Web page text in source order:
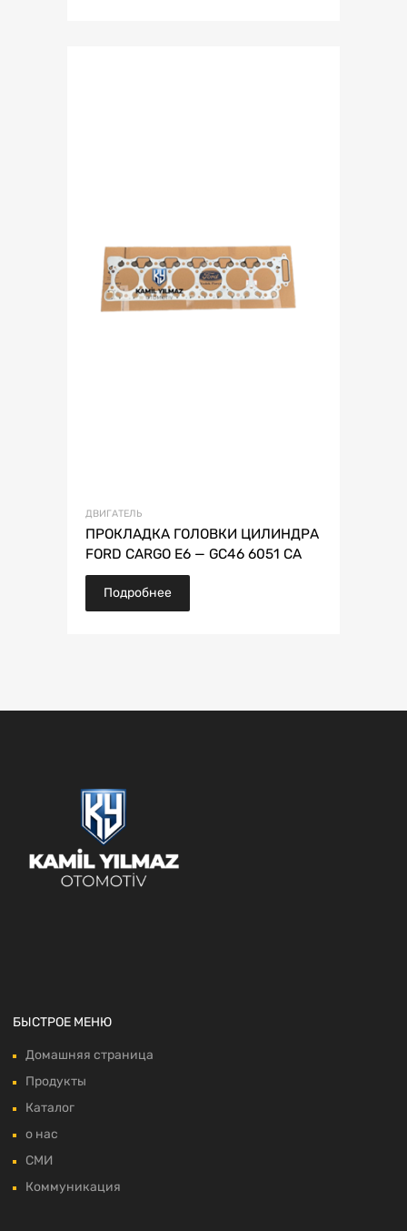
ДВИГАТЕЛЬ
ПРОКЛАДКА ГОЛОВКИ ЦИЛИНДРА
FORD CARGO E6 — GC46 6051 CA
Подробнее
БЫСТРОЕ МЕНЮ
Домашняя страница
Продукты
Каталог
о нас
СМИ
Коммуникация